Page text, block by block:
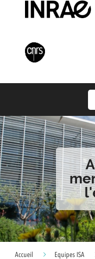
Accueil Equipes ISA